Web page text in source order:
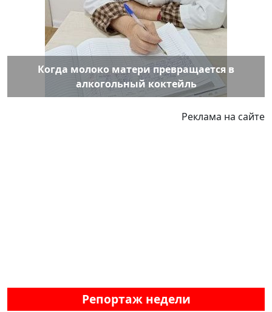
Когда молоко матери превращается в
алкогольный коктейль
Реклама на сайте
Репортаж недели